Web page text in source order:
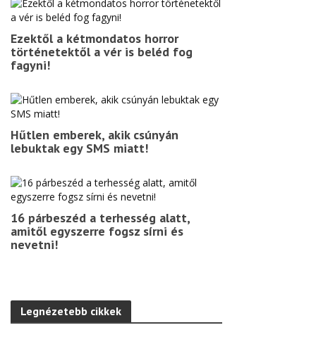
Ezektől a kétmondatos horror
történetektől a vér is beléd fog
fagyni!
Hűtlen emberek, akik csúnyán
lebuktak egy SMS miatt!
16 párbeszéd a terhesség alatt,
amitől egyszerre fogsz sírni és
nevetni!
Legnézetebb cikkek